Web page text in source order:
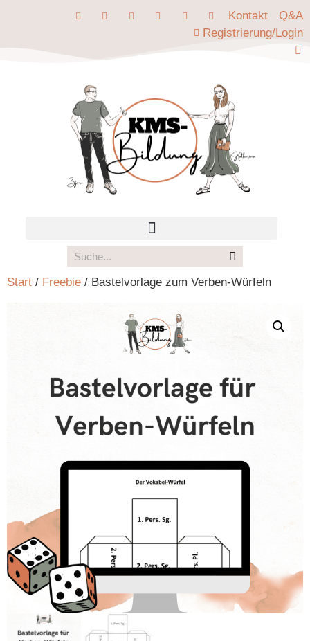
Kontakt
Q&A
Registrierung/Login
Start / Freebie / Bastelvorlage zum Verben-Würfeln